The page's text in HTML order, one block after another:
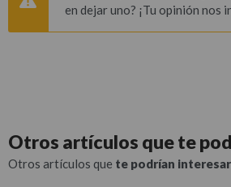
en dejar uno? ¡Tu opinión nos
Otros artículos quete
Otros artículos que te podrían interesar